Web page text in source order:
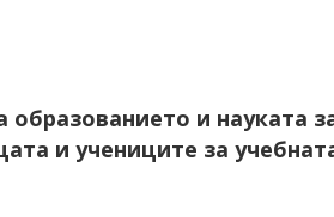
образованието и науката
и учениците за